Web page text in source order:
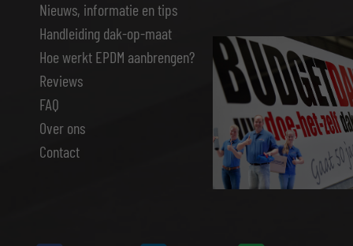
Nieuws, informatie en tips
Handleiding dak-op-maat
Hoe werkt EPDM aanbrengen?
Reviews
FAQ
Over ons
Contact